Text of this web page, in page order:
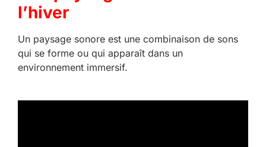
l’hiver
Un paysage sonore est une combinaison de sons
qui se forme ou qui apparaît dans un
environnement immersif.